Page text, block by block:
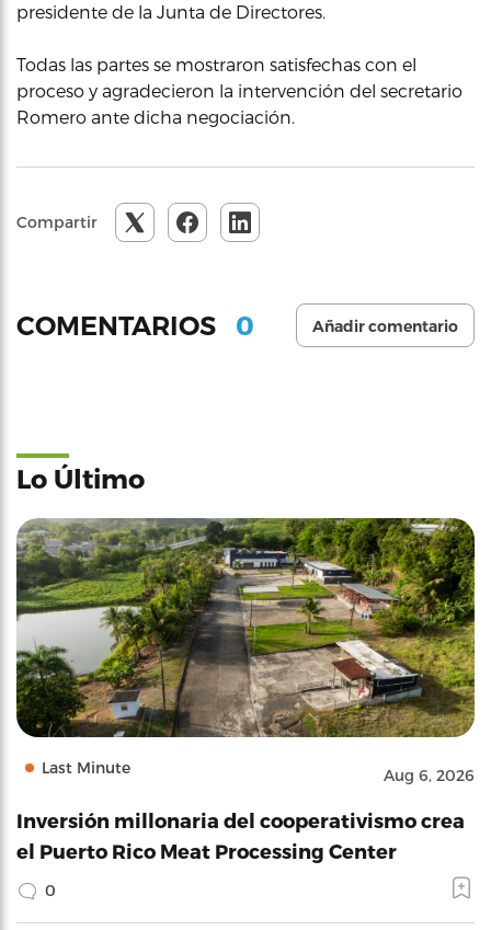
presidente de la Junta de Directores.
Todas las partes se mostraron satisfechas con el
proceso y agradecieron la intervención del secretario
Romero ante dicha negociación.
Compartir
COMENTARIOS 0 Añadir comentario
Lo Último
Last Minute Aug 6, 2026
Inversión millonaria del cooperativismo crea
el Puerto Rico Meat Processing Center
0